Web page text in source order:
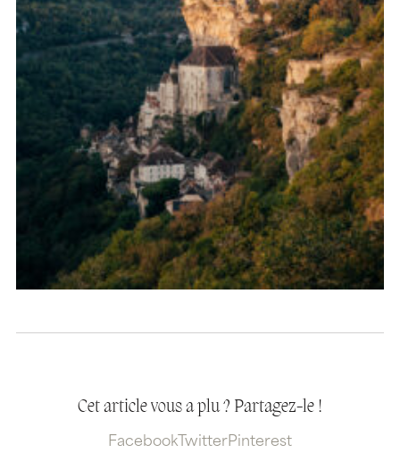
Cet article vous a plu ? Partagez-le !
Facebook TwitterPinterest